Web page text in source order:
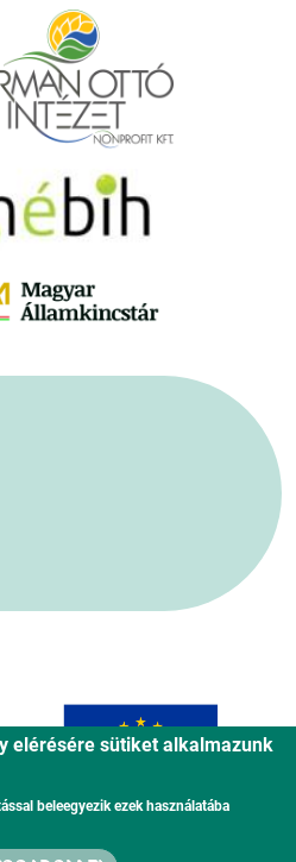
elérésére sütiket alkalmazunk
beleegyezik ezek használatába